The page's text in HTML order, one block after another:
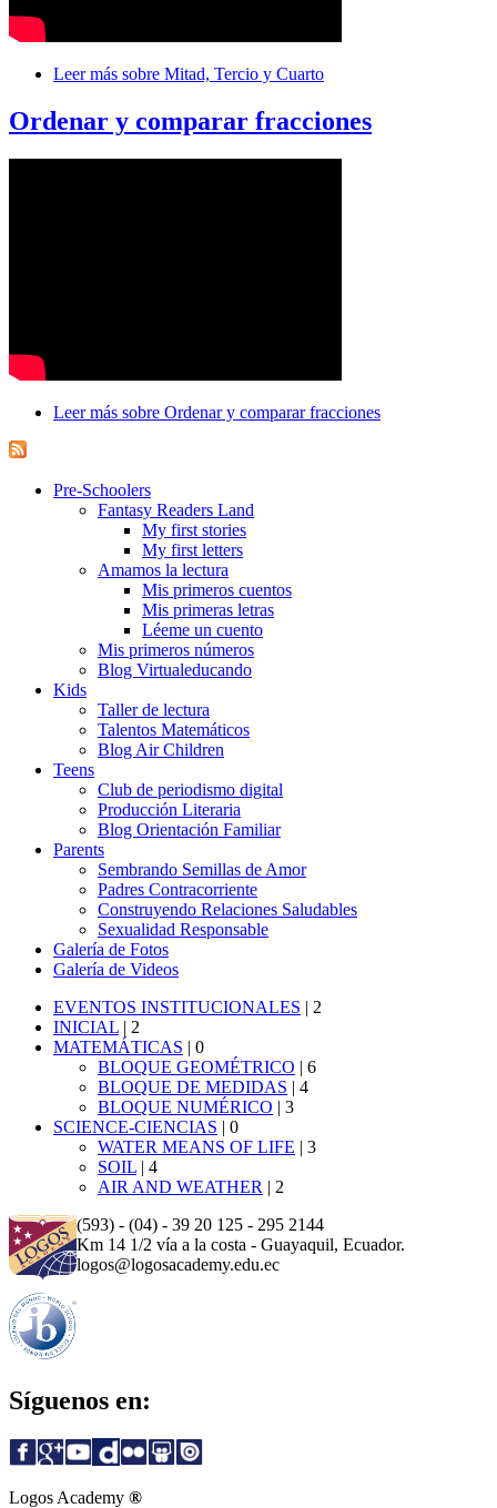
Leer más sobre Mitad, Tercio y Cuarto
Ordenar y comparar fracciones
Leer más sobre Ordenar y comparar fracciones
Pre-Schoolers
Fantasy Readers Land
My first stories
My first letters
Amamos la lectura
Mis primeros cuentos
Mis primeras letras
Léeme un cuento
Mis primeros números
Blog Virtualeducando
Kids
Taller de lectura
Talentos Matemáticos
Blog Air Children
Teens
Club de periodismo digital
Producción Literaria
Blog Orientación Familiar
Parents
Sembrando Semillas de Amor
Padres Contracorriente
Construyendo Relaciones Saludables
Sexualidad Responsable
Galería de Fotos
Galería de Videos
EVENTOS INSTITUCIONALES | 2
INICIAL | 2
MATEMÁTICAS | 0
BLOQUE GEOMÉTRICO | 6
BLOQUE DE MEDIDAS | 4
BLOQUE NUMÉRICO | 3
SCIENCE-CIENCIAS | 0
WATER MEANS OF LIFE | 3
SOIL | 4
AIR AND WEATHER | 2
(593) - (04) - 39 20 125 - 295 2144
Km 14 1/2 vía a la costa - Guayaquil, Ecuador.
logos@logosacademy.edu.ec
Síguenos en:
Logos Academy ®